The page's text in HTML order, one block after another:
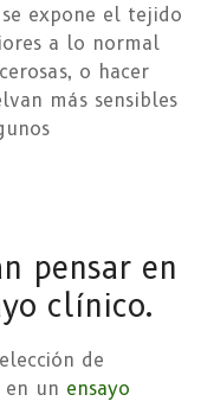
expone el tejido
a lo normal
o hacer
más sensibles
pensar en
clínico.
de
un ensayo